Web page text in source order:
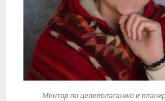
Ментор по целеполаганию и